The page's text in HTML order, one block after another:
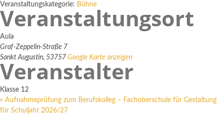
Veranstaltungskategorie: Bühne
Veranstaltungsort
Aula
Graf-Zeppelin-Straße 7
Sankt Augustin, 53757 Google Karte anzeigen
Veranstalter
Klasse 12
« Aufnahmeprüfung zum Berufskolleg – Fachoberschule für Gestaltung
für Schuljahr 2026/27